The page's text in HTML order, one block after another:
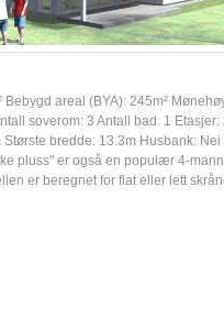
Bebygd areal (BYA): 245m²
soverom: 3 Antall bad: 1 Etasjer:
Største bredde: 13.3m Husbank:
pluss" er også en populær 4-
er beregnet for flat eller lett